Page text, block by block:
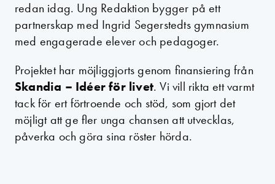
redan idag. Ung Redaktion bygger på ett
partnerskap med Ingrid Segerstedts gymnasium
med engagerade elever och pedagoger.
Projektet har möjliggjorts genom finansiering från
Skandia – Idéer för livet. Vi vill rikta ett varmt
tack för ert förtroende och stöd, som gjort det
möjligt att ge fler unga chansen att utvecklas,
påverka och göra sina röster hörda.